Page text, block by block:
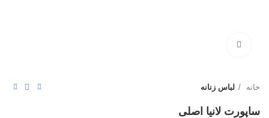
خانه لباس زنانه
ساپورت لانیا اصلی